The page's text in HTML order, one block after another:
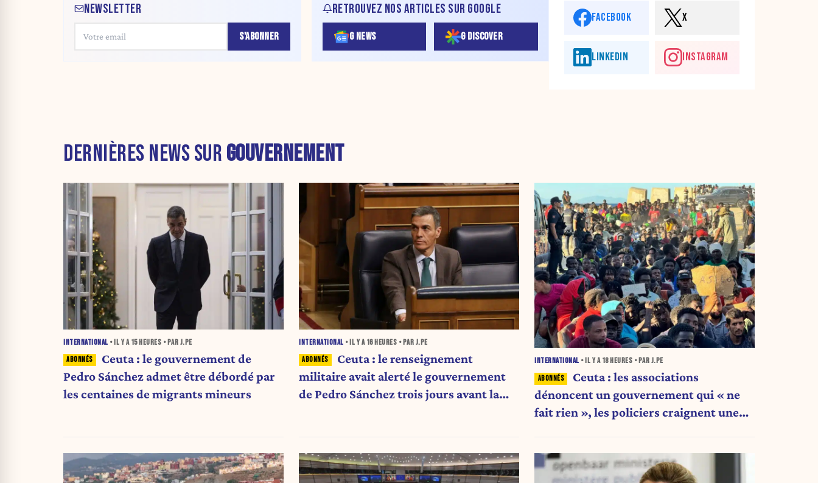
NEWSLETTER
S'ABONNER
RETROUVEZ NOS ARTICLES SUR GOOGLE
G NEWS G DISCOVER
FACEBOOK X
LINKEDIN INSTAGRAM
DERNIÈRES NEWS SUR GOUVERNEMENT
INTERNATIONAL • IL Y A 15 HEURES • PAR J.PE
Ceuta : le gouvernement de
Pedro Sánchez admet être débordé par
les centaines de migrants mineurs
INTERNATIONAL • IL Y A 16 HEURES • PAR J.PE
Ceuta : le renseignement
militaire avait alerté le gouvernement
de Pedro Sánchez trois jours avant la
INTERNATIONAL • IL Y A 18 HEURES • PAR J.PE
Ceuta : les associations
dénoncent un gouvernement qui « ne
fait rien », les policiers craignent une